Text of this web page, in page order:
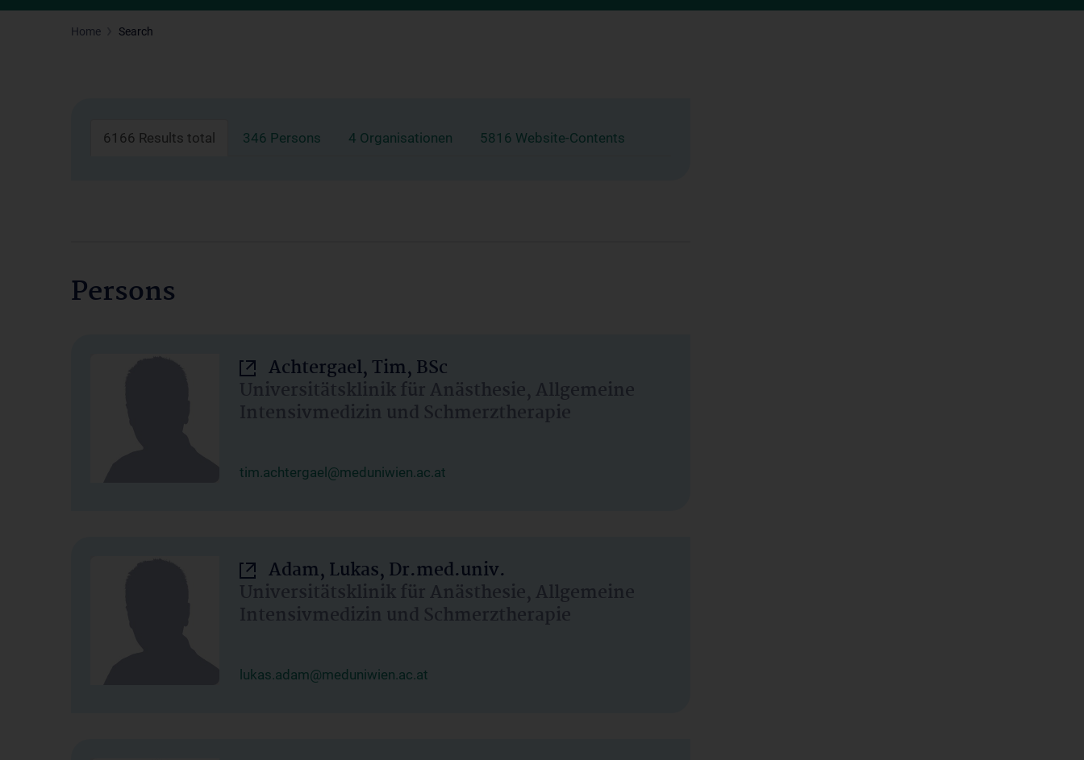
Home Search
6166 Results total 346 Persons 4 Organisationen 5816 Website-Contents
Persons
Achtergael, Tim, BSc
Universitätsklinik für Anästhesie, Allgemeine
Intensivmedizin und Schmerztherapie
tim.achtergael@meduniwien.ac.at
Adam, Lukas, Dr.med.univ.
Universitätsklinik für Anästhesie, Allgemeine
Intensivmedizin und Schmerztherapie
lukas.adam@meduniwien.ac.at